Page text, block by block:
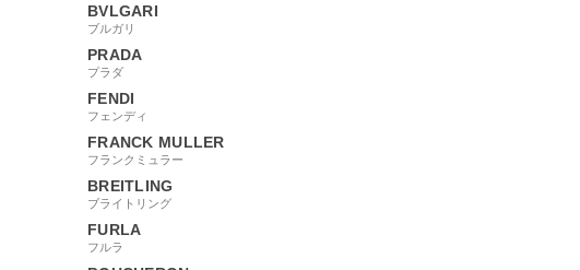
BVLGARI
ブルガリ
PRADA
プラダ
FENDI
フェンディ
FRANCK MULLER
フランクミュラー
BREITLING
ブライトリング
FURLA
フルラ